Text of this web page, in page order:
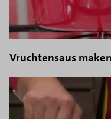
Vruchtensaus maken